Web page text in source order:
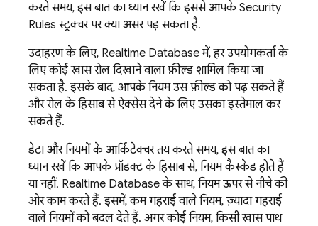
करते समय, इस बात का ध्यान रखें कि इससे आपकेSecurity
Rules स्ट्रक्चर पर क्या असर पड़ सकता है.
उदाहरण के लिए, Realtime Databaseमें, हर उपयोगकर्ता के
लिए कोई खास रोल दिखाने वाला फ़ील्ड शामिल किया जा
सकता है. इसके बाद, आपके नियम उस फ़ील्ड को पढ़ सकते हैं
और रोल के हिसाब से ऐक्सेस देने के लिए उसका इस्तेमाल कर
सकते हैं.
डेटा और नियमों के आर्किटेक्चर तय करते समय, इस बात का
ध्यान रखें कि आपके प्रॉडक्ट के हिसाब से, नियम कैस्केड होते हैं
या नहीं. Realtime Databaseके साथ, नियम ऊपर से नीचे की
ओर काम करते हैं. इसमें, कम गहराई वाले नियम, ज़्यादा गहराई
वाले नियमों को बदल देते हैं. अगर कोई नियम, किसी खास पाथ